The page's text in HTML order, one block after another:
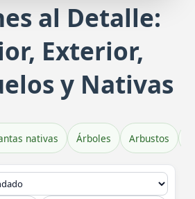
Veronica
tu jardín
al Detalle:
Exterior,
y Nativas
nativas Árboles Arbustos